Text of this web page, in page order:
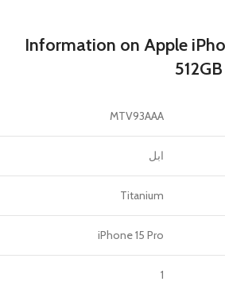
Information on Apple
MTV93AAA
ابل
Titanium
iPhone 15 Pro
1